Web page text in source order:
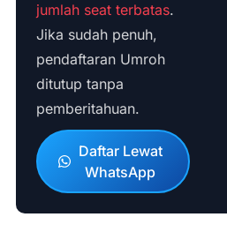
jumlah seat terbatas.
Jika sudah penuh,
pendaftaran Umroh
ditutup tanpa
pemberitahuan.
Daftar Lewat
WhatsApp